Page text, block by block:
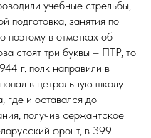
учебные стрельбы,
подготовка, занятия по
в отметках об
стоят три буквы – ПТР, то
г. полк направили в
в цетральную школу
где и оставался до
получив сержантское
фронт, в 399